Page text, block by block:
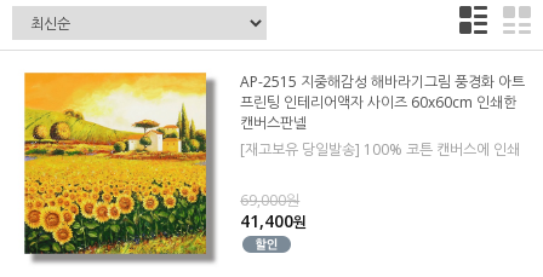
AP-2515 지중해감성 해바라기그림 풍경화 아트
프린팅 인테리어액자 사이즈 60x60cm 인쇄한
캔버스판넬
[재고보유 당일발송] 100% 코튼 캔버스에 인쇄
69,000원
41,400원